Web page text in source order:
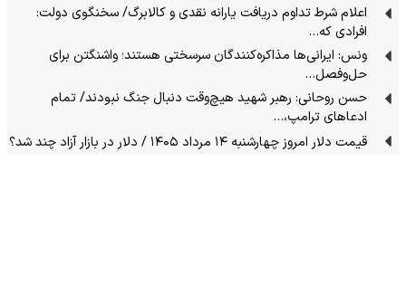
اعلام شرط تداوم دریافت یارانه نقدی و کالابرگ/ سخنگوی دولت:
افرادی که…
ونس: ایرانی‌ها مذاکره‌کنندگان سرسختی هستند؛ واشنگتن برای
حل‌وفصل…
حسن روحانی: رهبر شهید هیچ‌وقت دنبال جنگ نبودند/ تمام
ادعاهای ترامپ،…
قیمت دلار امروز چهارشنبه ۱۴ مرداد ۱۴۰۵ / دلار در بازار آزاد چند شد؟